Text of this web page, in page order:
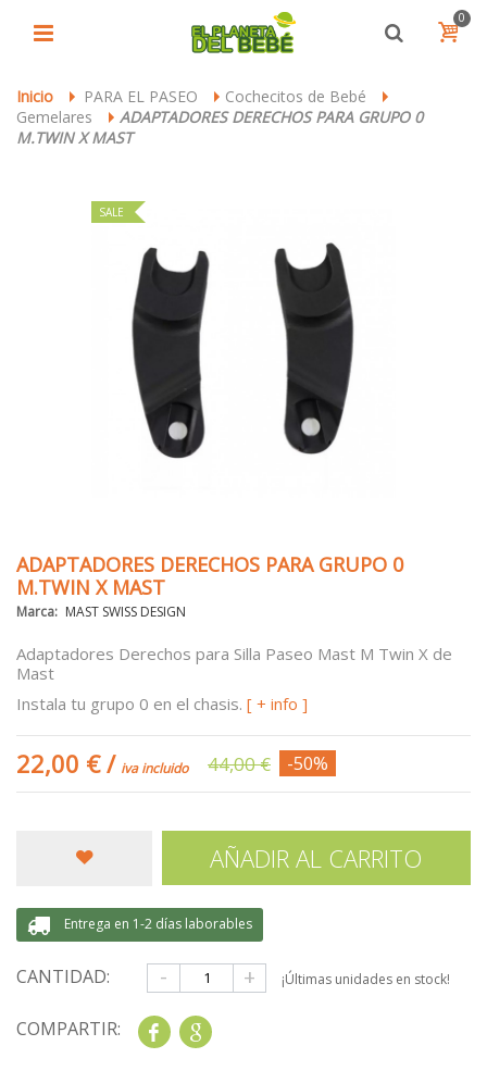
0
Inicio > PARA EL PASEO > Cochecitos de Bebé >
Gemelares > ADAPTADORES DERECHOS PARA GRUPO 0
M.TWIN X MAST
SALE
ADAPTADORES DERECHOS PARA GRUPO 0
M.TWIN X MAST
Marca: MAST SWISS DESIGN
Adaptadores Derechos para Silla Paseo Mast M Twin X de
Mast
Instala tu grupo 0 en el chasis. [ + info ]
22,00 €/ iva incluido 44,00 € -50%
AÑADIR AL CARRITO
Entrega en 1-2 días laborables
CANTIDAD: - + ¡Últimas unidades en stock!
COMPARTIR: Share